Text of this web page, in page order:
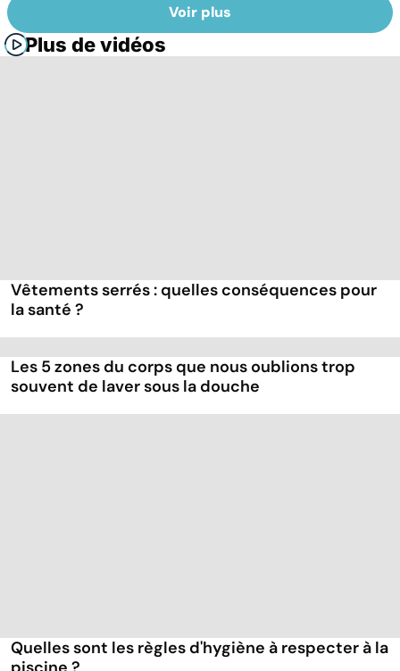
Voir plus
Plus de vidéos
Vêtements serrés : quelles conséquences pour
la santé ?
Les 5 zones du corps que nous oublions trop
souvent de laver sous la douche
Quelles sont les règles d'hygiène à respecter à la